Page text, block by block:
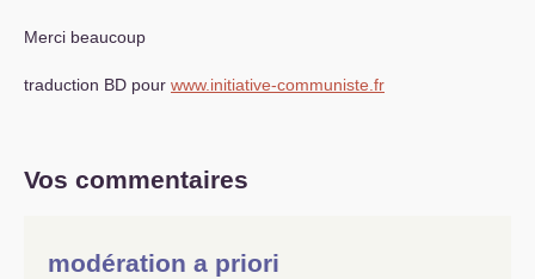
Merci beaucoup
traduction BD pour www.initiative-communiste.fr
Vos commentaires
modération a priori